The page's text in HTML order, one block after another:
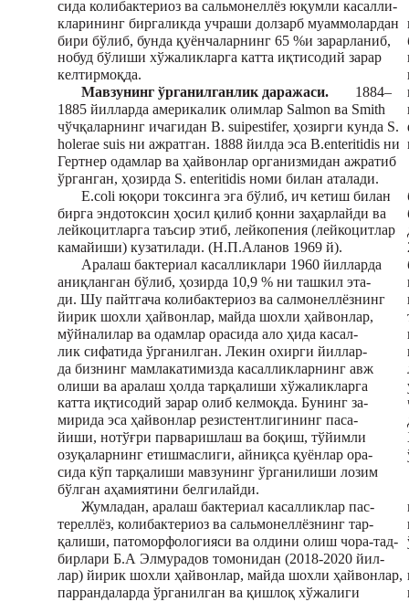
сида колибактериоз ва сальмонеллёз юқумли касалли-
кларининг биргаликда учраши долзарб муаммолардан
бири бўлиб, бунда қуёнчаларнинг 65 %и зарарланиб,
нобуд бўлиши хўжаликларга катта иқтисодий зарар
келтирмоқда.
Мавзунинг ўрганилганлик даражаси.
1884–
1885 йилларда америкалик олимлар Salmon ва Smith
чўчқаларнинг ичагидан В. suipestifer, ҳозирги кунда S.
holerae suis ни ажратган. 1888 йилда эса В.enteritidis ни
Гертнер одамлар ва ҳайвонлар организмидан ажратиб
ўрганган, ҳозирда S. enteritidis номи билан аталади.
E.coli юқори токсинга эга бўлиб, ич кетиш билан
бирга эндотоксин ҳосил қилиб қонни заҳарлайди ва
лейкоцитларга таъсир этиб, лейкопения (лейкоцитлар
камайиши) кузатилади. (Н.П.Аланов 1969 й).
Аралаш бактериал касалликлари 1960 йилларда
аниқланган бўлиб, ҳозирда 10,9 % ни ташкил эта-
ди. Шу пайтгача колибактериоз ва салмонеллёзнинг
йирик шохли ҳайвонлар, майда шохли ҳайвонлар,
мўйналилар ва одамлар орасида ало ҳида касал-
лик сифатида ўрганилган. Лекин охирги йиллар-
да бизнинг мамлакатимизда касалликларнинг авж
олиши ва аралаш ҳолда тарқалиши хўжаликларга
катта иқтисодий зарар олиб келмоқда. Бунинг за-
мирида эса ҳайвонлар резистентлигининг паса-
йиши, нотўғри парваришлаш ва боқиш, тўйимли
озуқаларнинг етишмаслиги, айниқса қуёнлар ора-
сида кўп тарқалиши мавзунинг ўрганилиши лозим
бўлган аҳамиятини белгилайди.
Жумладан, аралаш бактериал касалликлар пас-
тереллёз, колибактериоз ва сальмонеллёзнинг тар-
қалиши, патоморфологияси ва олдини олиш чора-тад-
бирлари Б.А Элмурадов томонидан (2018-2020 йил-
лар) йирик шохли ҳайвонлар, майда шохли ҳайвонлар,
паррандаларда ўрганилган ва қишлоқ хўжалиги